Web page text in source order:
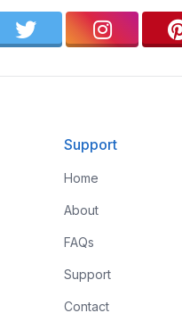
Support
Home
About
FAQs
Support
Contact